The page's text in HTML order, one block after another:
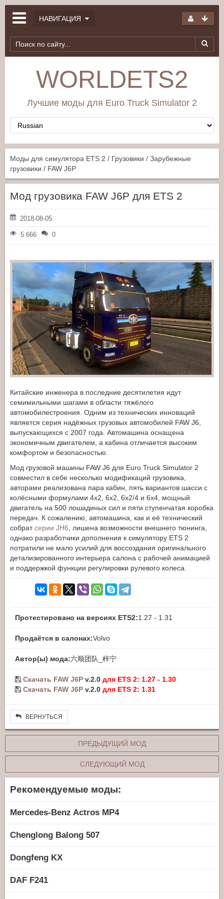
НАВИГАЦИЯ
WORLDETS2
Лучшие моды для Euro Truck Simulator 2
Моды для симулятора ETS 2 / Грузовики / Зарубежные
грузовики / FAW J6P
Мод грузовика FAW J6P для ETS 2
2018-08-05
5 666 0
Китайские инженера в последние десятилетия идут
семимильными шагами в области тяжёлого
автомобилестроения. Одним из технических инноваций
является серия надёжных грузовых автомобилей FAW J6,
выпускающихся с 2007 года. Автомашина оснащена
экономичным двигателем, а кабина отличается высоким
комфортом и безопасностью.
Мод грузовой машины FAW J6 для Euro Truck Simulator 2
совместил в себе несколько модификаций грузовика,
авторами реализована пара кабин, пять вариантов шасси с
колёсными формулами 4x2, 6x2, 6x2/4 и 6x4, мощный
двигатель на 500 лошадиных сил и пяти ступенчатая коробка
передач. К сожалению, автомашина, как и её технический
собратсерии JH6 , лишена возможности внешнего тюнинга,
однако разработчики дополнения к симулятору ETS 2
потратили не мало усилий для воссоздания оригинального
детализированного интерьера салона с рабочей анимацией
и поддержкой функции регулировки рулевого колеса.
Протестировано на версиях ETS2:1.27 - 1.31
Продаётся в салонах:Volvo
Автор(ы) мода:六顺团队_梓宁
Скачать FAW J6P v.2.0 для ETS 2: 1.27 - 1.30
Скачать FAW J6P v.2.0 для ETS 2: 1.31
ВЕРНУТЬСЯ
ПРЕДЫДУЩИЙ МОД
СЛЕДУЮЩИЙ МОД
Рекомендуемые моды:
Mercedes-Benz Actros MP4
Chenglong Balong 507
Dongfeng KX
DAF F241